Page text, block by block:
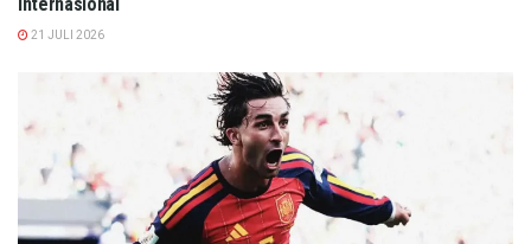
21 JULI 2026